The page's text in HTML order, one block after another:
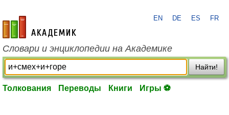
academic.ru
EN DE ES FR
Словари и энциклопедии на Академике
Найти!
Толкования Переводы Книги Игры ⚽